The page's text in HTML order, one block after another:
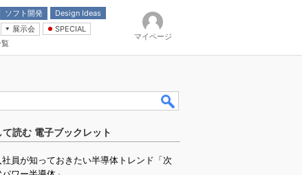
ソフト開発
Design Ideas
展示会
SPECIAL
マイページ
て読む 電子ブックレット
社員が知っておきたい半導体トレンド「次